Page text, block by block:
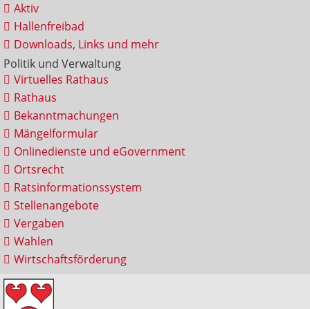
Aktiv
Hallenfreibad
Downloads, Links und mehr
Politik und Verwaltung
Virtuelles Rathaus
Rathaus
Bekanntmachungen
Mängelformular
Onlinedienste und eGovernment
Ortsrecht
Ratsinformationssystem
Stellenangebote
Vergaben
Wahlen
Wirtschaftsförderung